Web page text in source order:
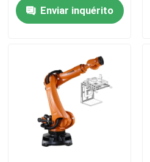
Contacte-nos
Notícias
Enviar inquérito